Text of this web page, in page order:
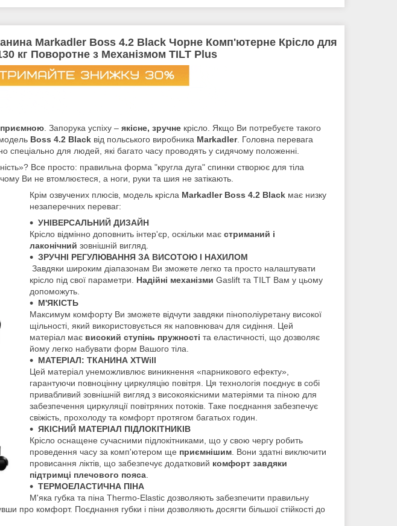
Markadler Boss 4.2 Black Чорне Комп'ютерне Крісло для
кг Поворотне з Механізмом TILT Plus
приємною . Запорука успіху – якісне, зручне крісло. Якщо Ви потребуєте такого
Boss 4.2 Black від польського виробника Markadler. Головна перевага
спеціально для людей, які багато часу проводять у сидячому положенні.
Все просто: правильна форма "кругла дуга" спинки створює для тіла
Ви не втомлюєтеся, а ноги, руки та шия не затікають.
Крім озвучених плюсів, модель крісла Markadler Boss 4.2 Black має низку
незаперечних переваг:
УНІВЕРСАЛЬНИЙ ДИЗАЙН
Крісло відмінно доповнить інтер'єр, оскільки має стриманий і
лаконічний зовнішній вигляд.
ЗРУЧНІ РЕГУЛЮВАННЯ ЗА ВИСОТОЮ І НАХИЛОМ
Завдяки широким діапазонам Ви зможете легко та просто налаштувати
крісло під свої параметри. Надійні механізми Gaslift та TILT Вам у цьому
допоможуть.
М'ЯКІСТЬ
Максимум комфорту Ви зможете відчути завдяки пінополіуретану високої
щільності, який використовується як наповнювач для сидіння. Цей
матеріал має високий ступінь пружності та еластичності, що дозволяє
йому легко набувати форм Вашого тіла.
МАТЕРІАЛ: ТКАНИНА XTWill
Цей матеріал унеможливлює виникнення «парникового ефекту»,
гарантуючи повноцінну циркуляцію повітря. Ця технологія поєднує в собі
привабливий зовнішній вигляд з високоякісними матеріями та піною для
забезпечення циркуляції повітряних потоків. Таке поєднання забезпечує
свіжість, прохолоду та комфорт протягом багатьох годин.
ЯКІСНИЙ МАТЕРІАЛ ПІДЛОКІТНИКІВ
Крісло оснащене сучасними підлокітниками, що у свою чергу робить
проведення часу за комп'ютером ще приємнішим . Вони здатні виключити
провисання ліктів, що забезпечує додатковий комфорт завдяки
підтримці плечового пояса
ТЕРМОЕЛАСТИЧНА ПІНА
М'яка губка та піна Thermo-Elastic дозволяють забезпечити правильну
про комфорт. Поєднання губки і піни дозволяють досягти більшої стійкості до